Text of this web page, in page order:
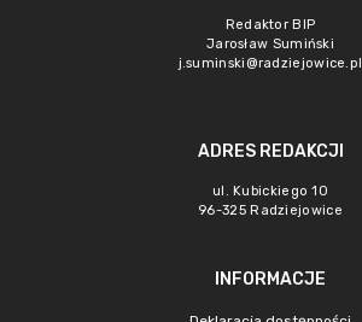
Redaktor BIP
Jarosław Sumiński
j.suminski@radziejowice.pl
ADRES REDAKCJI
ul. Kubickiego 10
96-325 Radziejowice
INFORMACJE